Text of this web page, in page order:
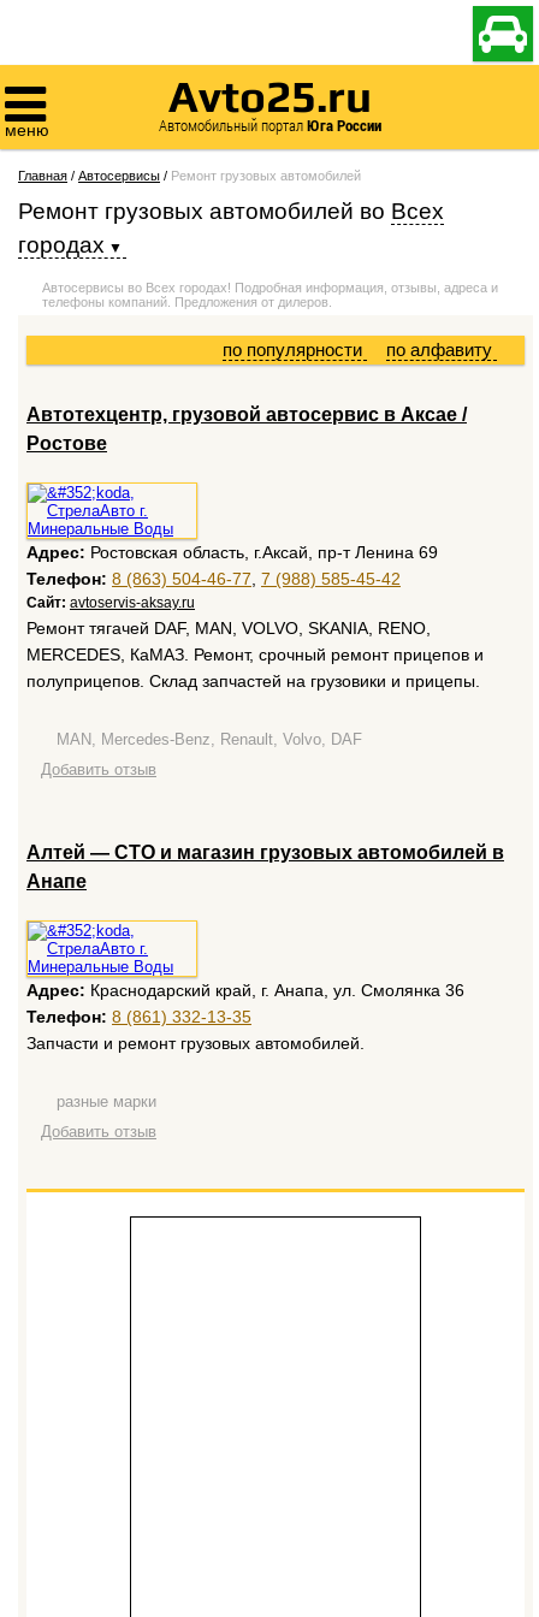


меню
Avto25.ru
Автомобильный порталЮга России
Главная / Автосервисы / Ремонт грузовых автомобилей
Ремонт грузовых автомобилей во Всех
городах
Автосервисы во Всех городах! Подробная информация, отзывы, адреса и
телефоны компаний. Предложения от дилеров.
по алфавиту
по популярности
Автотехцентр, грузовой автосервис в Аксае /
Ростове
Адрес: Ростовская область, г.Аксай, пр-т Ленина 69
Телефон: 8 (863) 504-46-77 7 (988) 585-45-42
Сайт: avtoservis-aksay.ru
Ремонт тягачей DAF, MAN, VOLVO, SKANIA, RENO,
MERCEDES, КаМАЗ. Ремонт, срочный ремонт прицепов и
полуприцепов. Склад запчастей на грузовики и прицепы.
MAN, Mercedes-Benz, Renault, Volvo, DAF
Добавить отзыв
Алтей — СТО и магазин грузовых автомобилей в
Анапе
Адрес: Краснодарский край, г. Анапа, ул. Смолянка 36
Телефон: 8 (861) 332-13-35
Запчасти и ремонт грузовых автомобилей.
разные марки
Добавить отзыв